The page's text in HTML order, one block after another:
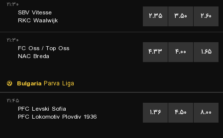
۲۱:۳۰
SBV Vitesse
RKC Waalwijk
۲.۳۵ ۳.۵۰ ۲.۶۰
۲۱:۳۰
FC Oss / Top Oss
NAC Breda
۴.۳۳ ۴.۰۰ ۱.۶۵
Bulgaria Parva Liga
۲۱:۴۵
PFC Levski Sofia
PFC Lokomotiv Plovdiv 1936
۱.۳۶ ۴.۵۰ ۸.۰۰